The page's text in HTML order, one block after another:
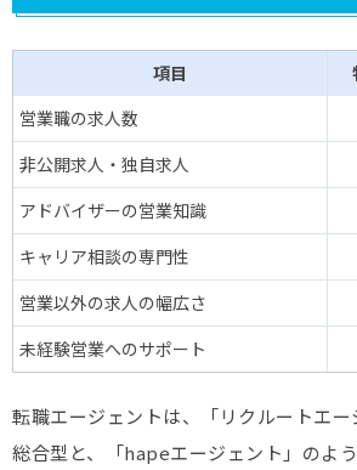
項目
営業職の求人数
非公開求人・独自求人
アドバイザーの営業知識
キャリア相談の専門性
営業以外の求人の幅広さ
未経験営業へのサポート
転職エージェントは、「リクルートエ
総合型と、「hapeエージェント」のよ